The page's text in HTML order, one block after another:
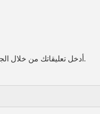
أدخل تعليقاتك من خلال الجدول التالي. سيتصل بك متخصص خدمة العملاء لدينا في غضون 24 ساعة.